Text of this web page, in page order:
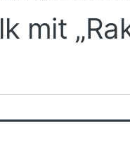
mit